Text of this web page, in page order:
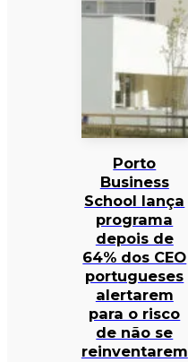
Porto
Business
School lança
programa
depois de
64% dos CEO
portugueses
alertarem
para o risco
de não se
reinventarem